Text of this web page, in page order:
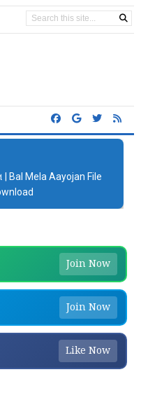
Mela Aayojan File
Join Now
Join Now
Like Now